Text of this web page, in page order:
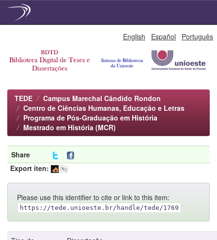
English Español Português
TEDE
Campus Marechal Cândido Rondon
Centro de Ciências Humanas, Educação e Letras
Programa de Pós-Graduação em História
Mestrado em História (MCR)
Share
Export iten:
Please use this identifier to cite or link to this item:
https://tede.unioeste.br/handle/tede/1769